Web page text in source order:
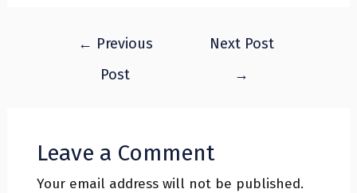
← Previous
Post
Next Post
→
Leave a Comment
Your email address will not be published.